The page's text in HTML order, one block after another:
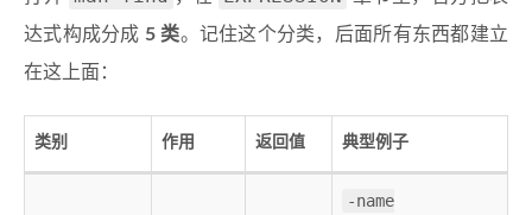
达式构成分成 5 类。记住这个分类，后面所有东西都建立
在这上面：
类别 作用 返回值 典型例子
-name